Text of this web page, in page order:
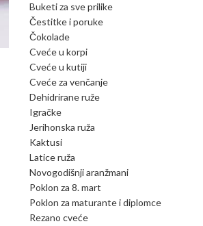
Buketi za sve prilike
Čestitke i poruke
Čokolade
Cveće u korpi
Cveće u kutiji
Cveće za venčanje
Dehidrirane ruže
Igračke
Jerihonska ruža
Kaktusi
Latice ruža
Novogodišnji aranžmani
Poklon za 8. mart
Poklon za maturante i diplomce
Rezano cveće